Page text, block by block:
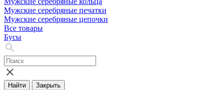
Мужские серебряные печатки
Мужские серебряные цепочки
Все товары
Бусы
Найти Закрыть